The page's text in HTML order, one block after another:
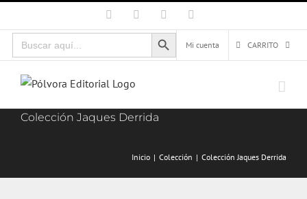
al
contenido
Facebook Instagram
Buscar:
Botón de búsqueda
Mi cuenta
CARRITO
Colección Jaques Derrida
Inicio Colección Colección Jaques Derrida